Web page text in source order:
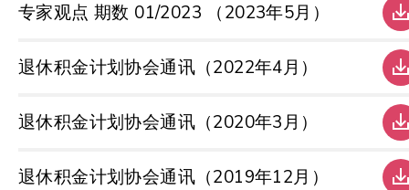
专家观点 期数 01/2023 （2023年5月）
退休积金计划协会通讯（2022年4月）
退休积金计划协会通讯（2020年3月）
退休积金计划协会通讯（2019年12月）